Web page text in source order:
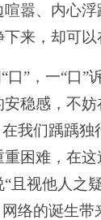
喧嚣、内心
来，却可
“口”，一“口
稳感，不
我们踽踽
困难，在
且视他人之
络的诞生